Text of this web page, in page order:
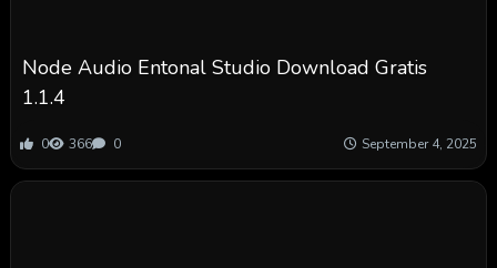
Node Audio Entonal Studio Download Gratis
1.1.4
0 366 0 September 4, 2025